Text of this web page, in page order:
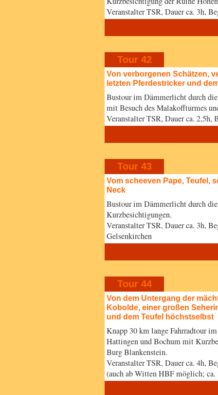
Veranstalter TSR, Dauer ca. 3h,
Tour 42
Von verborgenen Schätzen,
letzten Pferdestricker und
Bustour im Dämmerlicht durch
mit Besuch des Malakoffturmes
Veranstalter TSR, Dauer ca.
Tour 43
Vom scheeven Pape, Teufel,
Neck
Bustour im Dämmerlicht durch
Kurzbesichtigungen.
Veranstalter TSR, Dauer ca. 3h,
Gelsenkirchen
Tour 44
Von dem Untergang der
Kobolde, einer großen
und dem Teufel höchstselbst
Knapp 30 km lange Fahrradtour
Hattingen und Bochum mit
Burg Blankenstein.
Veranstalter TSR, Dauer ca. 4h,
(auch ab Witten HBF möglich; ca.